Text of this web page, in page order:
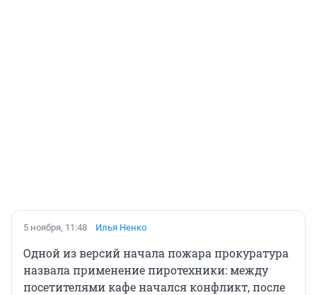
5 ноября, 11:48 Илья Ненко
Одной из версий начала пожара прокуратура
назвала применение пиротехники: между
посетителями кафе начался конфликт, после